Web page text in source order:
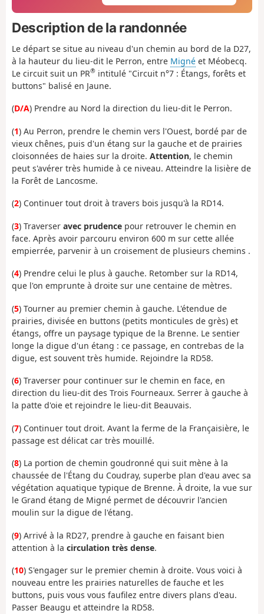
Description de la randonnée
Le départ se situe au niveau d'un chemin au bord de la D27,
à la hauteur du lieu-dit le Perron, entre Migné et Méobecq.
Le circuit suit un PR® intitulé "Circuit n°7 : Étangs, forêts et
buttons" balisé en Jaune.
(D/A) Prendre au Nord la direction du lieu-dit le Perron.
(1) Au Perron, prendre le chemin vers l'Ouest, bordé par de
vieux chênes, puis d'un étang sur la gauche et de prairies
cloisonnées de haies sur la droite. Attention, le chemin
peut s'avérer très humide à ce niveau. Atteindre la lisière de
la Forêt de Lancosme.
(2) Continuer tout droit à travers bois jusqu'à la RD14.
(3) Traverser avec prudence pour retrouver le chemin en
face. Après avoir parcouru environ 600 m sur cette allée
empierrée, parvenir à un croisement de plusieurs chemins .
(4) Prendre celui le plus à gauche. Retomber sur la RD14,
que l'on emprunte à droite sur une centaine de mètres.
(5) Tourner au premier chemin à gauche. L'étendue de
prairies, divisée en buttons (petits monticules de grès) et
étangs, offre un paysage typique de la Brenne. Le sentier
longe la digue d'un étang : ce passage, en contrebas de la
digue, est souvent très humide. Rejoindre la RD58.
(6) Traverser pour continuer sur le chemin en face, en
direction du lieu-dit des Trois Fourneaux. Serrer à gauche à
la patte d'oie et rejoindre le lieu-dit Beauvais.
(7) Continuer tout droit. Avant la ferme de la Françaisière, le
passage est délicat car très mouillé.
(8) La portion de chemin goudronné qui suit mène à la
chaussée de l'Étang du Coudray, superbe plan d'eau avec sa
végétation aquatique typique de Brenne. À droite, la vue sur
le Grand étang de Migné permet de découvrir l'ancien
moulin sur la digue de l'étang.
(9) Arrivé à la RD27, prendre à gauche en faisant bien
attention à la circulation très dense.
(10) S'engager sur le premier chemin à droite. Vous voici à
nouveau entre les prairies naturelles de fauche et les
buttons, puis vous vous faufilez entre divers plans d'eau.
Passer Beaugu et atteindre la RD58.